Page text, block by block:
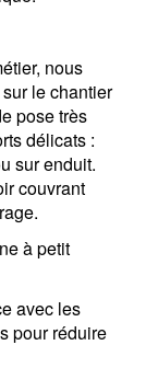
nous
le chantier
pose très
délicats :
sur enduit.
couvrant
à petit
avec les
pour réduire